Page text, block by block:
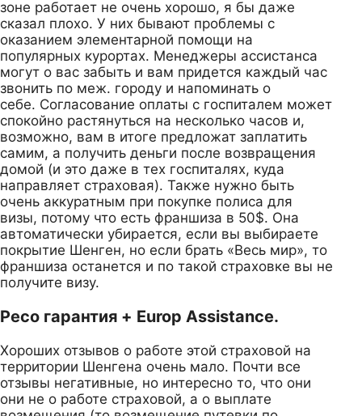
зоне работает не очень хорошо, я бы даже
сказал плохо. У них бывают проблемы с
оказанием элементарной помощи на
популярных курортах. Менеджеры ассистанса
могут о вас забыть и вам придется каждый час
звонить по меж. городу и напоминать о
себе. Согласование оплаты с госпиталем может
спокойно растянуться на несколько часов и,
возможно, вам в итоге предложат заплатить
самим, а получить деньги после возвращения
домой (и это даже в тех госпиталях, куда
направляет страховая). Также нужно быть
очень аккуратным при покупке полиса для
визы, потому что есть франшиза в 50$. Она
автоматически убирается, если вы выбираете
покрытие Шенген, но если брать «Весь мир», то
франшиза останется и по такой страховке вы не
получите визу.
Ресо гарантия + Europ Assistance.
Хороших отзывов о работе этой страховой на
территории Шенгена очень мало. Почти все
отзывы негативные, но интересно то, что они
они не о работе страховой, а о выплате